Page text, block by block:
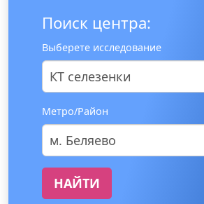
Поиск центра:
Выберете исследование
КТ селезенки
Метро/Район
м. Беляево
НАЙТИ